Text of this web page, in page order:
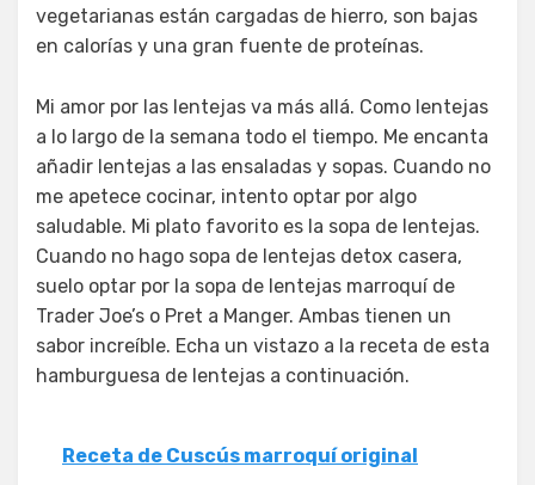
vegetarianas están cargadas de hierro, son bajas
en calorías y una gran fuente de proteínas.
Mi amor por las lentejas va más allá. Como lentejas
a lo largo de la semana todo el tiempo. Me encanta
añadir lentejas a las ensaladas y sopas. Cuando no
me apetece cocinar, intento optar por algo
saludable. Mi plato favorito es la sopa de lentejas.
Cuando no hago sopa de lentejas detox casera,
suelo optar por la sopa de lentejas marroquí de
Trader Joe’s o Pret a Manger. Ambas tienen un
sabor increíble. Echa un vistazo a la receta de esta
hamburguesa de lentejas a continuación.
Receta de Cuscús marroquí original